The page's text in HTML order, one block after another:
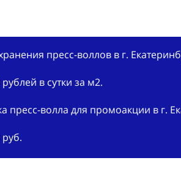
пресс-воллов в г.
в сутки за м2.
пресс-волла для промоакции в г.
руб.